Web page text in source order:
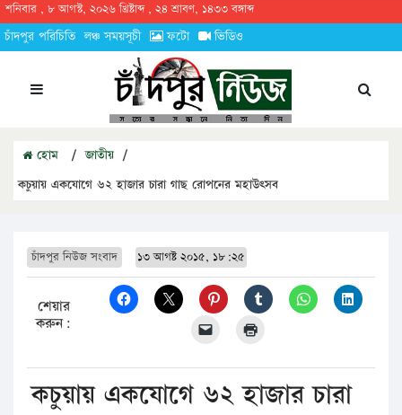
শনিবার , ৮ আগস্ট, ২০২৬ খ্রিষ্টাব্দ , ২৪ শ্রাবণ, ১৪৩৩ বঙ্গাব্দ
চাঁদপুর পরিচিতি লঞ্চ সময়সূচী ফটো ভিডিও
হোম / জাতীয় /
কচুয়ায় একযোগে ৬২ হাজার চারা গাছ রোপনের মহাউৎসব
চাঁদপুর নিউজ সংবাদ ১৩ আগষ্ট ২০১৫, ১৮:২৫
শেয়ার
করুন:
কচুয়ায় একযোগে ৬২ হাজার চারা